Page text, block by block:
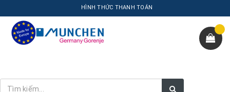
HÌNH THỨC THANH TOÁN